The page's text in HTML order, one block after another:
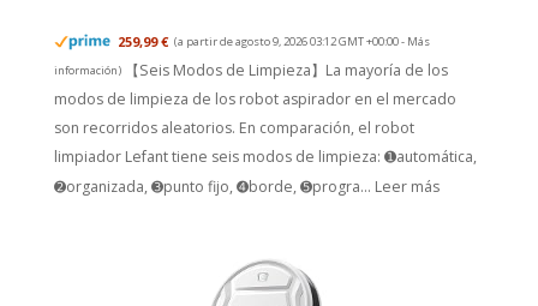
259,99 € (a partir de agosto 9, 2026 03:12 GMT +00:00 - Más
información)
【Seis Modos de Limpieza】La mayoría de los
modos de limpieza de los robot aspirador en el mercado
son recorridos aleatorios. En comparación, el robot
limpiador Lefant tiene seis modos de limpieza: ➊automática,
➋organizada, ➌punto fijo, ➍borde, ➎progra... Leer más